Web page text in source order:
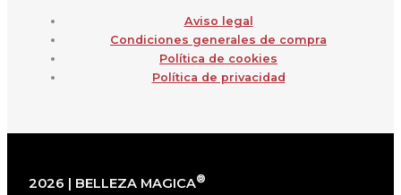
Aviso legal
Condiciones generales de compra
Política de cookies
Política de privacidad
2026 | BELLEZA MAGICA®